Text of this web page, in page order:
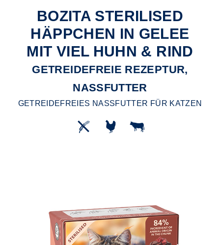
BOZITA STERILISED
HÄPPCHEN IN GELEE
MIT VIEL HUHN & RIND
GETREIDEFREIE REZEPTUR,
NASSFUTTER
GETREIDEFREIES NASSFUTTER FÜR KATZEN